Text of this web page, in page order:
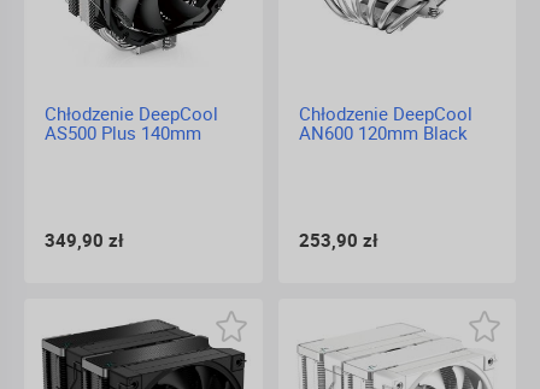
Chłodzenie DeepCool
AS500 Plus 140mm
349,90 zł
Chłodzenie DeepCool
AN600 120mm Black
253,90 zł